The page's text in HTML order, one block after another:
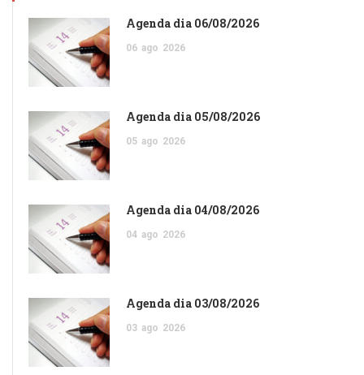
Agenda dia 06/08/2026
06 ago 2026
Agenda dia 05/08/2026
05 ago 2026
Agenda dia 04/08/2026
04 ago 2026
Agenda dia 03/08/2026
03 ago 2026